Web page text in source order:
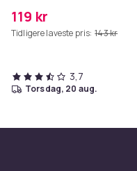
119 kr
Tidligere laveste pris: 143 kr
3,7
torsdag, 20 aug.